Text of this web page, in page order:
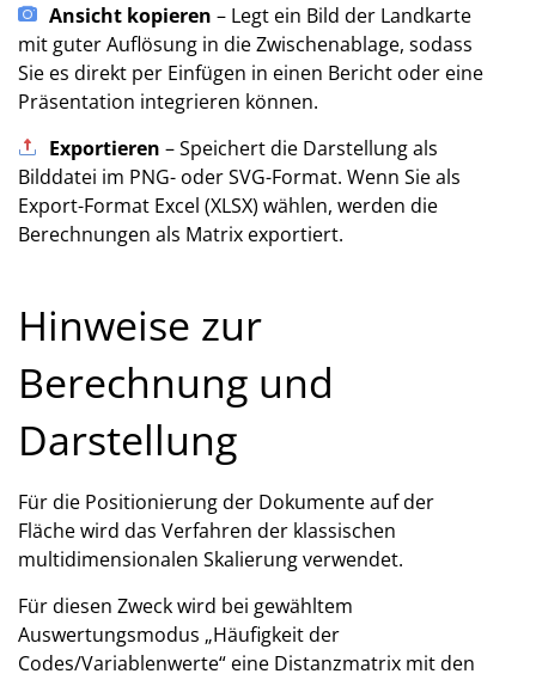
Ansicht kopieren – Legt ein Bild der Landkarte
mit guter Auflösung in die Zwischenablage, sodass
Sie es direkt per Einfügen in einen Bericht oder eine
Präsentation integrieren können.
Exportieren – Speichert die Darstellung als
Bilddatei im PNG- oder SVG-Format. Wenn Sie als
Export-Format Excel (XLSX) wählen, werden die
Berechnungen als Matrix exportiert.
Hinweise zur
Berechnung und
Darstellung
Für die Positionierung der Dokumente auf der
Fläche wird das Verfahren der klassischen
multidimensionalen Skalierung verwendet.
Für diesen Zweck wird bei gewähltem
Auswertungsmodus „Häufigkeit der
Codes/Variablenwerte“ eine Distanzmatrix mit den